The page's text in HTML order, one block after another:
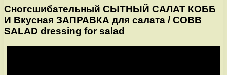
Сногсшибательный СЫТНЫЙ САЛАТ КОББ
И Вкусная ЗАПРАВКА для салата / COBB
SALAD dressing for salad